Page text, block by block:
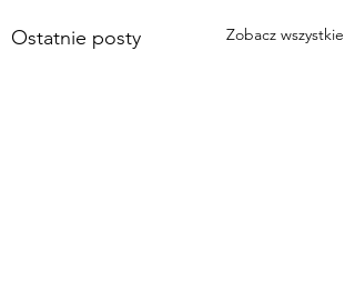
Ostatnie posty Zobacz wszystkie